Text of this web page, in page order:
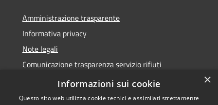
Amministrazione trasparente
Informativa privacy
Note legali
Comunicazione trasparenza servizio rifiuti
Dichiarazione di accessibilità
×
Informazioni sui cookie
Questo sito web utilizza cookie tecnici e assimilati strettamente